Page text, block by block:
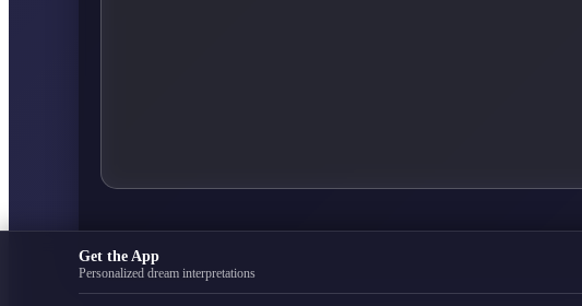
Get the App
Personalized dream interpretations